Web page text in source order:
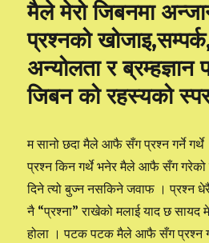
मैले मेरो जिबनमा
प्रश्नको
अन्योलता र ब्रम्हज्ञान
जिबन को रहस्यको
म सानो छदा मैले आफै सँग प्रश्न गर्ने गर्थे
प्रश्न किन गर्थे भनेर मैले आफै सँग गरेको
दिने त्यो बुज्न नसकिने जवाफ । प्रश्न
नै “प्रश्ना” राखेको मलाई याद छ सायद
होला । पटक पटक मैले आफै सँग प्रश्न